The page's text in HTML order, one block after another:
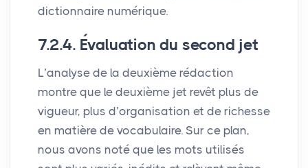
dictionnaire numérique.
7.2.4. Évaluation du second jet
L’analyse de la deuxième rédaction
montre que le deuxième jet revêt plus de
vigueur, plus d’organisation et de richesse
en matière de vocabulaire. Sur ce plan,
nous avons noté que les mots utilisés